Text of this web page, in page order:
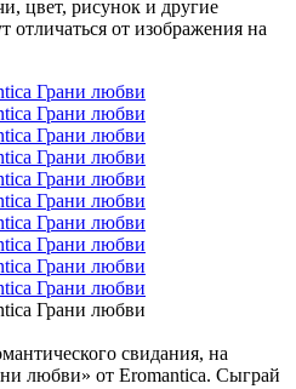
цвет, рисунок и другие
отличаться от изображения на
свидания, на
любви» от Eromantica. Сыграй